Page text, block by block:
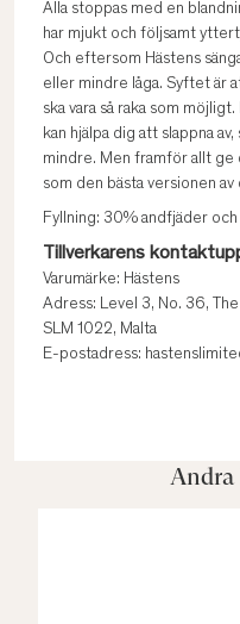
Alla stoppas med en
har mjukt och följsamt
Och eftersom Hästens
eller mindre låga. Syftet är
ska vara så raka som
kan hjälpa dig att slappna
mindre. Men framför allt ge
som den bästa versionen av
Fyllning: 30% andfjäder
Tillverkarens
Varumärke: Hästens
Adress: Level 3, No. 36,
SLM 1022, Malta
E-postadress:
Andra